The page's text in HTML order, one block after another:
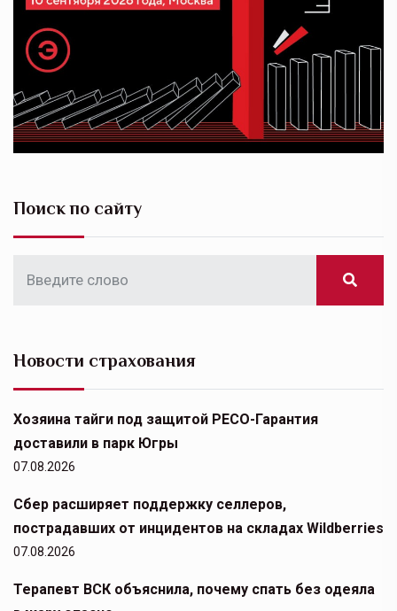
Поиск по сайту
Новости страхования
Хозяина тайги под защитой РЕСО-Гарантия
доставили в парк Югры
07.08.2026
Сбер расширяет поддержку селлеров,
пострадавших от инцидентов на складах Wildberries
07.08.2026
Терапевт ВСК объяснила, почему спать без одеяла